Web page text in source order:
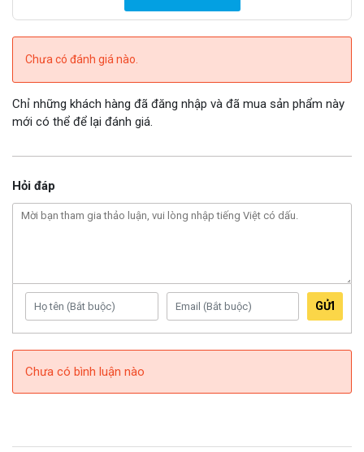
Chưa có đánh giá nào.
Chỉ những khách hàng đã đăng nhập và đã mua sản phẩm này
mới có thể để lại đánh giá.
Hỏi đáp
GỬI
Chưa có bình luận nào